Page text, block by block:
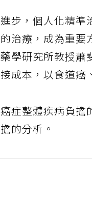
步，個人化精
治療，成為重
學研究所教授蕭
成本，以食道癌
症整體疾病負
的分析。